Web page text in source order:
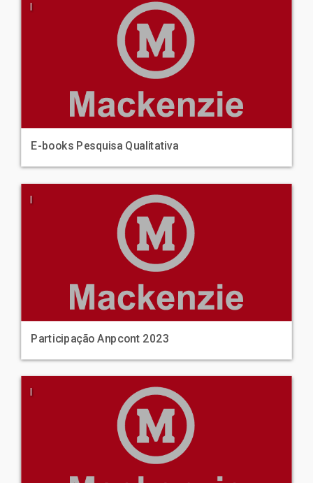
|
E-books Pesquisa Qualitativa
|
Participação Anpcont 2023
|